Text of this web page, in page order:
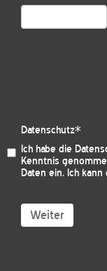
Datenschutz*
Ich habe die
Kenntnis
Daten ein. Ich
Weiter